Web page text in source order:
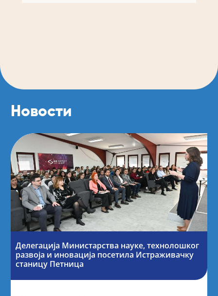
Новости
Делегација Министарства науке, технолошког
развоја и иновација посетила Истраживачку
станицу Петница